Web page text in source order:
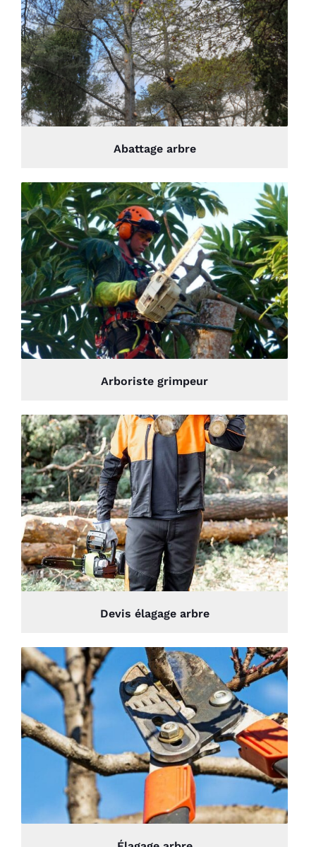
Abattage arbre
Arboriste grimpeur
Devis élagage arbre